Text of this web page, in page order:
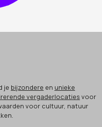
je bijzondere en unieke
vergaderlocaties voor
voor cultuur, natuur